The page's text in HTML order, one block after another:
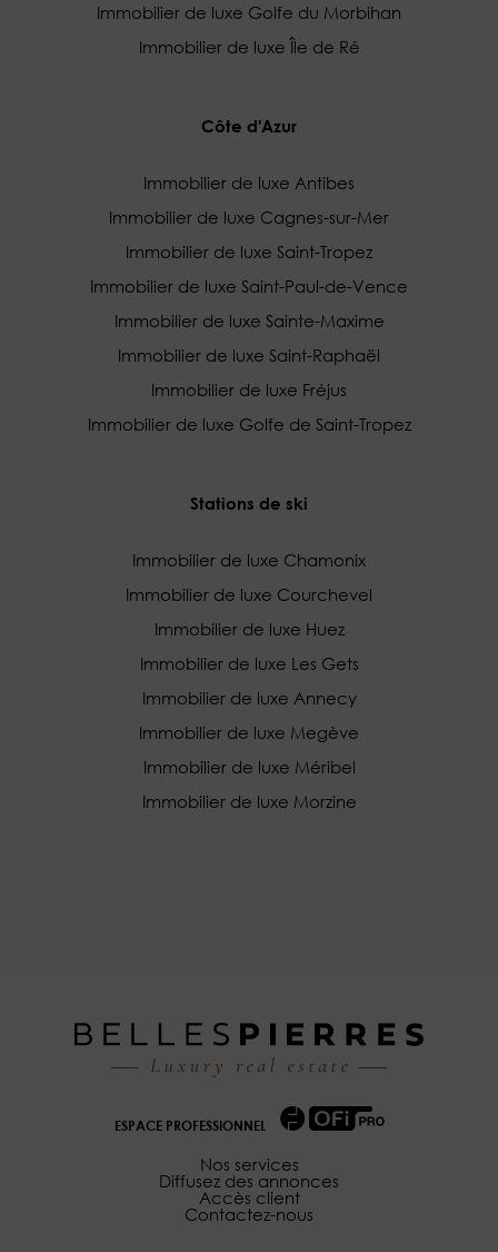
Immobilier de luxe Golfe du Morbihan
Immobilier de luxe Île de Ré
Côte d'Azur
Immobilier de luxe Antibes
Immobilier de luxe Cagnes-sur-Mer
Immobilier de luxe Saint-Tropez
Immobilier de luxe Saint-Paul-de-Vence
Immobilier de luxe Sainte-Maxime
Immobilier de luxe Saint-Raphaël
Immobilier de luxe Fréjus
Immobilier de luxe Golfe de Saint-Tropez
Stations de ski
Immobilier de luxe Chamonix
Immobilier de luxe Courchevel
Immobilier de luxe Huez
Immobilier de luxe Les Gets
Immobilier de luxe Annecy
Immobilier de luxe Megève
Immobilier de luxe Méribel
Immobilier de luxe Morzine
ESPACE PROFESSIONNEL
Nos services
Diffusez des annonces
Accès client
Contactez-nous